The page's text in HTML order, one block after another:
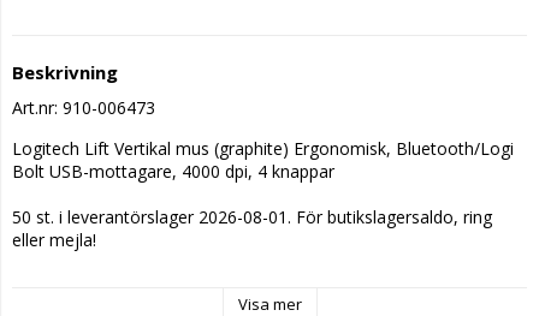
Beskrivning
Art.nr: 910-006473
Logitech Lift Vertikal mus (graphite) Ergonomisk, Bluetooth/Logi
Bolt USB-mottagare, 4000 dpi, 4 knappar
50 st. i leverantörslager 2026-08-01. För butikslagersaldo, ring
eller mejla!
Visa mer